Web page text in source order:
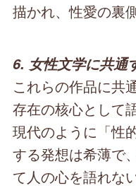
描かれ、性愛の裏
6. 女性文学に共通
これらの作品に共
存在の核心として
現代のように「性
する発想は希薄で
て人の心を語れな